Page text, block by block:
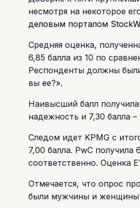
несмотря на некоторое
деловым порталом
Средняя оценка,
6,85 балла из 10 по
Респонденты должны
вы ее?».
Наивысший балл
надежность и 7,30 балла
Следом идет KPMG с
7,00 балла. PwC
соответственно. Оценка
Отмечается, что опрос
были мужчины и женщины